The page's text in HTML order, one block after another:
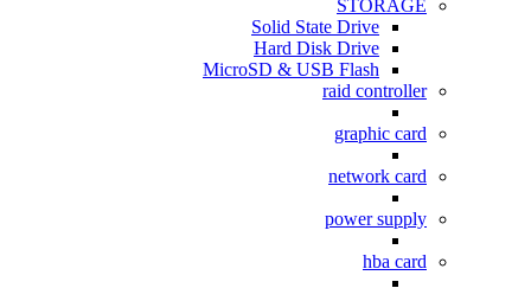
STORAGE
Solid State Drive
Hard Disk Drive
MicroSD & USB Flash
raid controller
graphic card
network card
power supply
hba card